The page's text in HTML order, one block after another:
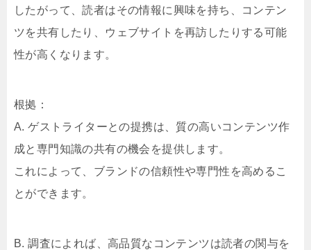
したがって、読者はその情報に興味を持ち、コンテン
ツを共有したり、ウェブサイトを再訪したりする可能
性が高くなります。
根拠：
A. ゲストライターとの提携は、質の高いコンテンツ作
成と専門知識の共有の機会を提供します。
これによって、ブランドの信頼性や専門性を高めるこ
とができます。
B. 調査によれば、高品質なコンテンツは読者の関与を